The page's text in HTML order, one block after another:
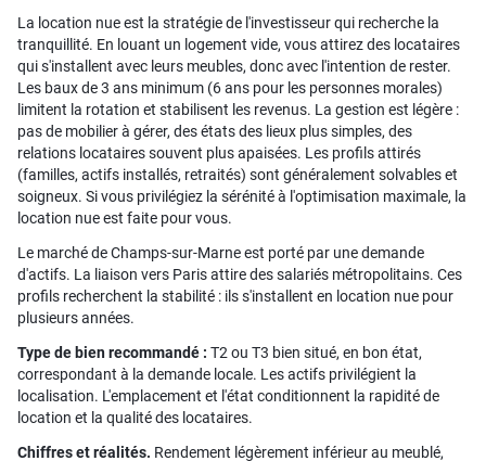
La location nue est la stratégie de l'investisseur qui recherche la
tranquillité. En louant un logement vide, vous attirez des locataires
qui s'installent avec leurs meubles, donc avec l'intention de rester.
Les baux de 3 ans minimum (6 ans pour les personnes morales)
limitent la rotation et stabilisent les revenus. La gestion est légère :
pas de mobilier à gérer, des états des lieux plus simples, des
relations locataires souvent plus apaisées. Les profils attirés
(familles, actifs installés, retraités) sont généralement solvables et
soigneux. Si vous privilégiez la sérénité à l'optimisation maximale, la
location nue est faite pour vous.
Le marché de Champs-sur-Marne est porté par une demande
d'actifs. La liaison vers Paris attire des salariés métropolitains. Ces
profils recherchent la stabilité : ils s'installent en location nue pour
plusieurs années.
Type de bien recommandé : T2 ou T3 bien situé, en bon état,
correspondant à la demande locale. Les actifs privilégient la
localisation. L'emplacement et l'état conditionnent la rapidité de
location et la qualité des locataires.
Chiffres et réalités. Rendement légèrement inférieur au meublé,